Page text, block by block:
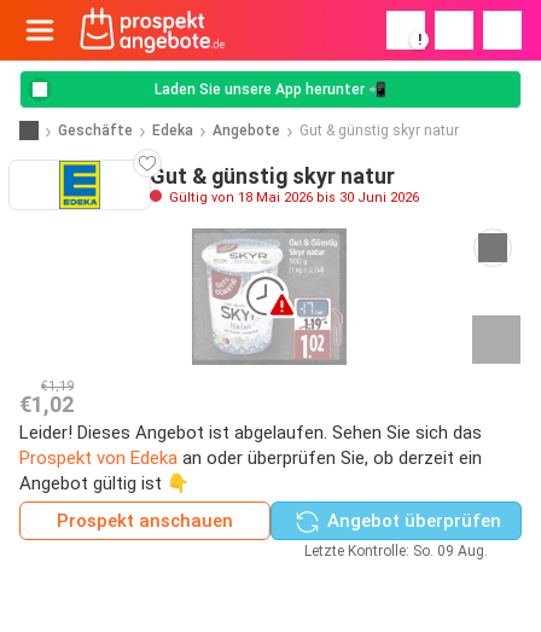
!
Laden Sie unsere App herunter 📲
Geschäfte Edeka Angebote Gut & günstig skyr natur
Gut & günstig skyr natur
Gültig von 18 Mai 2026 bis 30 Juni 2026
€1,19
€1,02
Leider! Dieses Angebot ist abgelaufen. Sehen Sie sich das
Prospekt von Edeka an oder überprüfen Sie, ob derzeit ein
Angebot gültig ist 👇
Prospekt anschauen
Angebot überprüfen
Letzte Kontrolle: So. 09 Aug.